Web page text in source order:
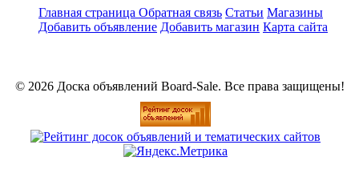
Главная страница Обратная связь Статьи Магазины
Добавить объявление Добавить магазин Карта сайта
© 2026 Доска объявлений Board-Sale. Все права защищены!